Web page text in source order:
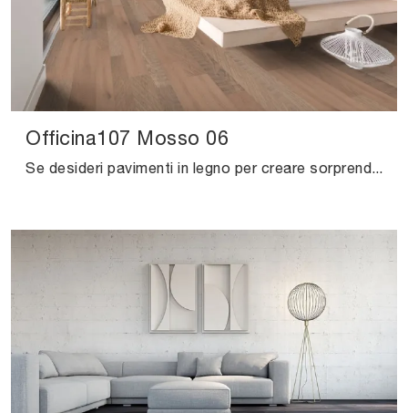
Officina107 Mosso 06
Se desideri pavimenti in legno per creare sorprendenti atmosfere, clicca e ottieni informazioni sul modello Officina107 Mosso 06 di Salis!